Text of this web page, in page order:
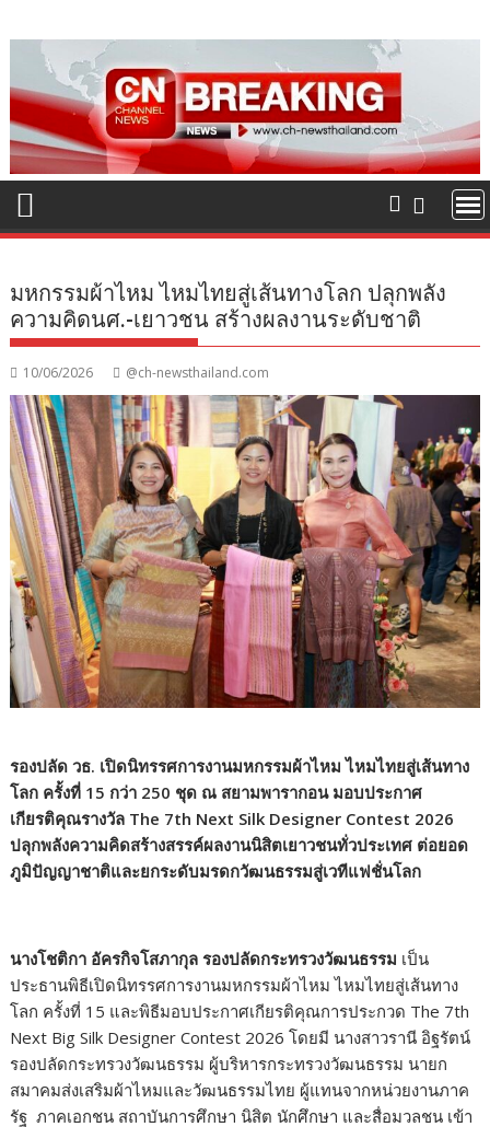
to
content
มหกรรมผ้าไหม ไหมไทยสู่เส้นทางโลก ปลุกพลัง
ความคิดนศ.-เยาวชน สร้างผลงานระดับชาติ
10/06/2026 @ch-newsthailand.com
รองปลัด วธ. เปิดนิทรรศการงานมหกรรมผ้าไหม ไหมไทยสู่เส้นทาง
โลก ครั้งที่ 15 กว่า 250 ชุด ณ สยามพารากอน มอบประกาศ
เกียรติคุณรางวัล The 7th Next Silk Designer Contest 2026
ปลุกพลังความคิดสร้างสรรค์ผลงานนิสิตเยาวชนทั่วประเทศ ต่อยอด
ภูมิปัญญาชาติและยกระดับมรดกวัฒนธรรมสู่เวทีแฟชั่นโลก
นางโชติกา อัครกิจโสภากุล รองปลัดกระทรวงวัฒนธรรม เป็น
ประธานพิธีเปิดนิทรรศการงานมหกรรมผ้าไหม ไหมไทยสู่เส้นทาง
โลก ครั้งที่ 15 และพิธีมอบประกาศเกียรติคุณการประกวด The 7th
Next Big Silk Designer Contest 2026 โดยมี นางสาวรานี อิฐรัตน์
รองปลัดกระทรวงวัฒนธรรม ผู้บริหารกระทรวงวัฒนธรรม นายก
สมาคมส่งเสริมผ้าไหมและวัฒนธรรมไทย ผู้แทนจากหน่วยงานภาค
รัฐ ภาคเอกชน สถาบันการศึกษา นิสิต นักศึกษา และสื่อมวลชน เข้า